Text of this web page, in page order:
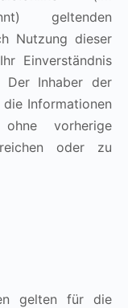
geltenden
Nutzung dieser
Einverständnis
Der Inhaber der
Informationen
vorherige
oder zu
gelten für die